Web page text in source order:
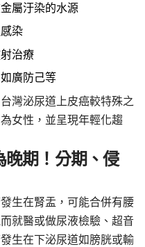
屬汙染的水源
染
治療
廣防己等
灣泌尿道上皮癌較特殊之
女性，並呈現年輕化趨
晚期！分期、侵
生在腎盂，可能合併有腰
就醫或做尿液檢驗、超音
生在下泌尿道如膀胱或輸